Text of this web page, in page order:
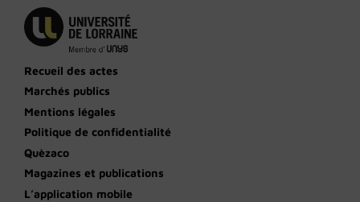
Recueil des actes
Marchés publics
Mentions légales
Politique de confidentialité
Quèzaco
Magazines et publications
L’application mobile